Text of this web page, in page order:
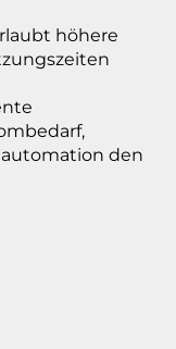
höhere
den